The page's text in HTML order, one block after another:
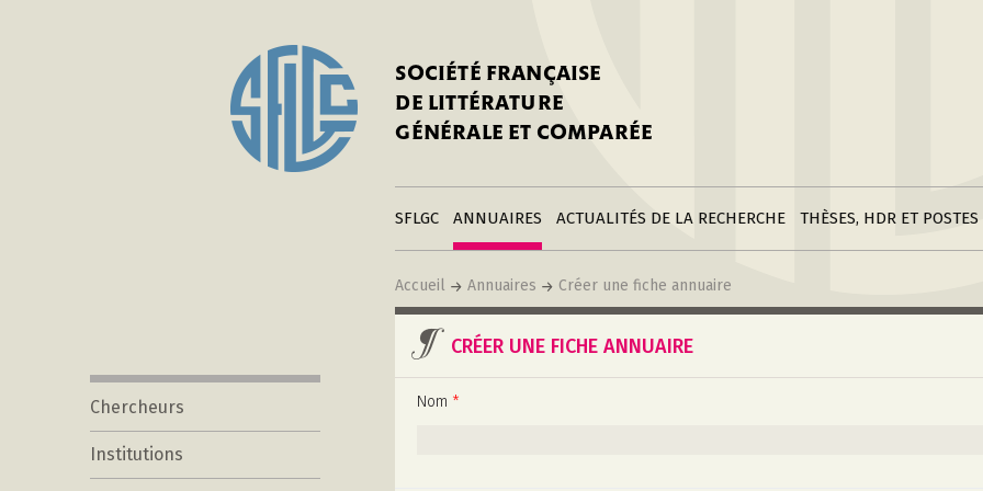
SOCIÉTÉ FRANÇAISE
DE LITTÉRATURE
GÉNÉRALE ET COMPARÉE
SFLGC
Adhérer à la SFLGC
Publier sur ce site
LiensANNUAIRES
Créer une fiche
annuaire
Modifier sa fiche
annuaire
Créer une fiche
institutionACTUALITÉS DE LA RECHERCHE
Divers
Soumettre une
annonce
THÈSES, HDR ET POSTES
Postes
Accueil Annuaires Créer une fiche annuaire
Chercheurs
Institutions
CRÉER UNE FICHE ANNUAIRE
Nom *